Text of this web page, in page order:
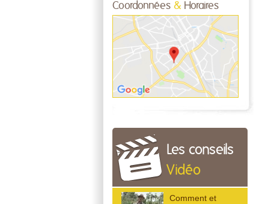
Coordonnées & Horaires
Les conseils
Vidéo
Comment et